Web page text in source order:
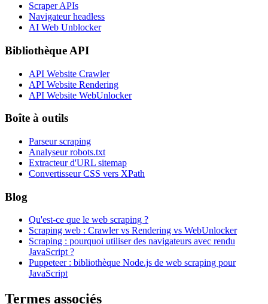
Scraper APIs
Navigateur headless
AI Web Unblocker
Bibliothèque API
API Website Crawler
API Website Rendering
API Website WebUnlocker
Boîte à outils
Parseur scraping
Analyseur robots.txt
Extracteur d'URL sitemap
Convertisseur CSS vers XPath
Blog
Qu'est-ce que le web scraping ?
Scraping web : Crawler vs Rendering vs WebUnlocker
Scraping : pourquoi utiliser des navigateurs avec rendu
JavaScript ?
Puppeteer : bibliothèque Node.js de web scraping pour
JavaScript
Termes associés